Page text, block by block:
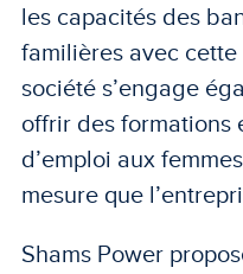
les capacités des
familières avec cette
société s’engage
offrir des formations
d’emploi aux
mesure que
Shams Power